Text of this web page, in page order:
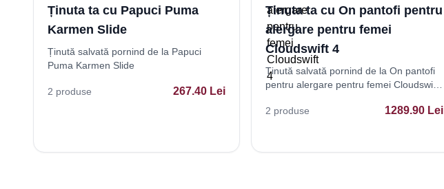
Ținuta ta cu Papuci Puma
Karmen Slide
Ținută salvată pornind de la Papuci
Puma Karmen Slide
2 produse 267.40 Lei
Ținuta ta cu On pantofi pentru
alergare pentru femei
Cloudswift 4
Ținută salvată pornind de la On pantofi
pentru alergare pentru femei Cloudswift
2 produse 1289.90 Lei